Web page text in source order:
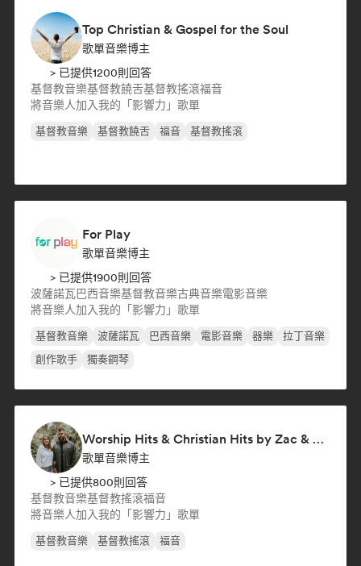
Top Christian & Gospel for the Soul
歌單音樂博主
> 已提供1200則回答
基督教音樂基督教饒舌基督教搖滾福音
將音樂人加入我的「影響力」歌單
基督教音樂 基督教饒舌 福音 基督教搖滾
For Play
歌單音樂博主
> 已提供1900則回答
波薩諾瓦巴西音樂基督教音樂古典音樂電影音樂
將音樂人加入我的「影響力」歌單
基督教音樂 波薩諾瓦 巴西音樂 電影音樂 器樂
拉丁音樂
創作歌手
獨奏鋼琴
Worship Hits & Christian Hits by Zac & Mikaela
歌單音樂博主
> 已提供800則回答
基督教音樂基督教搖滾福音
將音樂人加入我的「影響力」歌單
基督教音樂 基督教搖滾 福音